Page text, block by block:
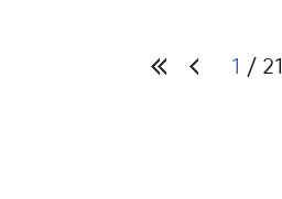
1 21